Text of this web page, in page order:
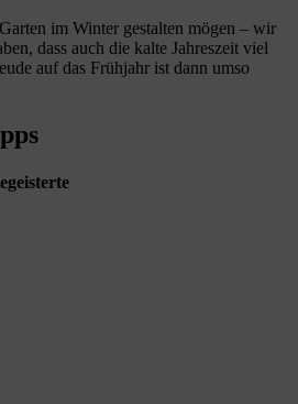
im Winter gestalten mögen – wir
dass auch die kalte Jahreszeit viel
auf das Frühjahr ist dann umso